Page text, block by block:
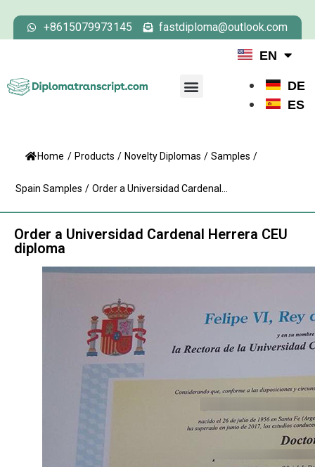
+8615079973145 fastdiploma@outlook.com
EN
DE
ES
Home / Products / Novelty Diplomas / Samples /
Spain Samples / Order a Universidad Cardenal...
Order a Universidad Cardenal Herrera CEU
diploma